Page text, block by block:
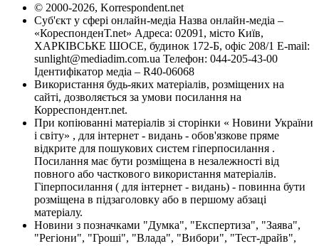
© 2000-2026, Korrespondent.net
Суб'єкт у сфері онлайн-медіа Назва онлайн-медіа –
«КореспонденТ.net» Адреса: 02091, місто Київ,
ХАРКІВСЬКЕ ШОСЕ, будинок 172-Б, офіс 208/1 E-mail:
sunlight@mediadim.com.ua Телефон: 044-205-43-00
Ідентифікатор медіа – R40-06068
Використання будь-яких матеріалів, розміщених на
сайті, дозволяється за умови посилання на
Корреспондент.net.
При копіюванні матеріалів зі сторінки « Новини України
і світу» , для інтернет - видань - обов'язкове пряме
відкрите для пошукових систем гіперпосилання .
Посилання має бути розміщена в незалежності від
повного або часткового використання матеріалів.
Гіперпосилання ( для інтернет - видань) - повинна бути
розміщена в підзаголовку або в першому абзаці
матеріалу.
Новини з позначками "Думка", "Експертиза", "Заява",
"Регіони", "Гроші", "Влада", "Вибори", "Тест-драйв",